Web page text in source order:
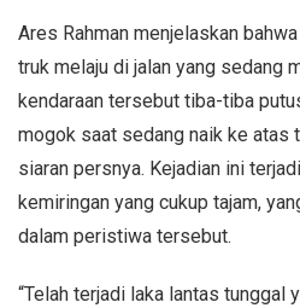
Ares Rahman menjelaskan
truk melaju di jalan yang sedang
kendaraan tersebut tiba-tiba
mogok saat sedang naik ke atas
siaran persnya. Kejadian ini
kemiringan yang cukup tajam,
dalam peristiwa tersebut.
“Telah terjadi laka lantas tunggal